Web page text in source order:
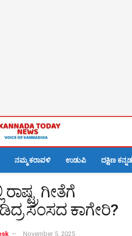
ನಮ್ಮ ಕರಾವಳಿ ಉಡುಪಿ ದಕ್ಷಿಣ ಕನ್ನಡ
ಗೀತೆಗೆ
ಸಂಸದ ಕಾಗೇರಿ?
November 5, 2025